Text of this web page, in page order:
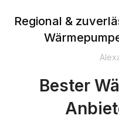
Regional &
Bester